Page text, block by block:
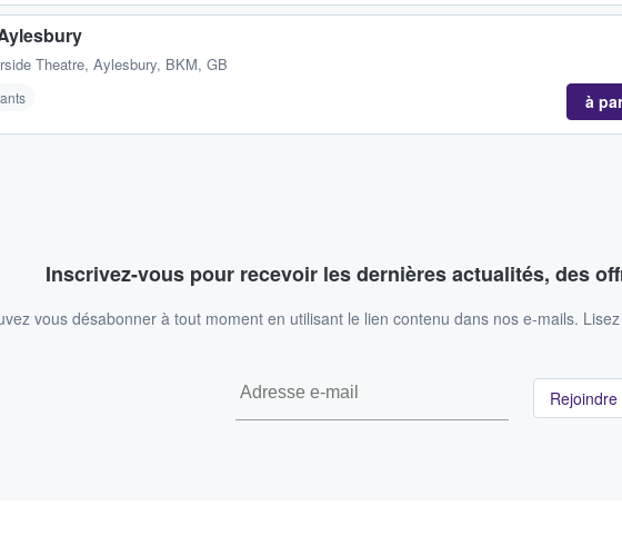
Theatre, Aylesbury, BKM, GB
à
Inscrivez-vous pour recevoir les dernières actualités, des
vous désabonner à tout moment en utilisant le lien contenu dans nos e-mails.